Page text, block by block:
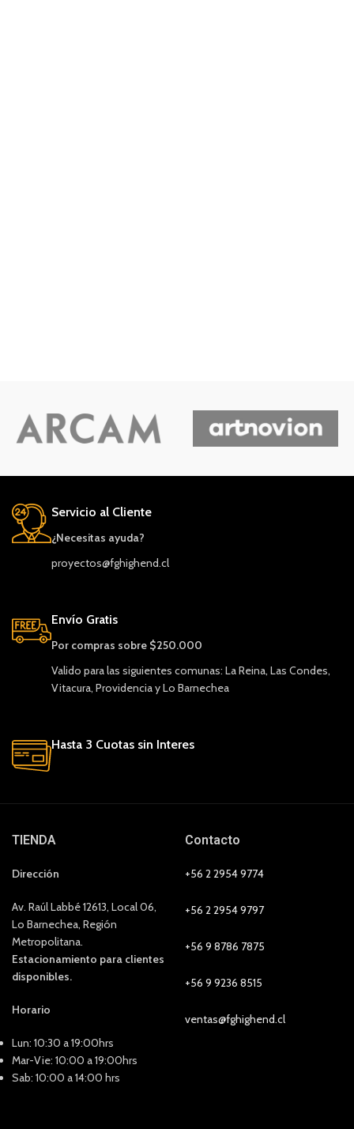
Servicio al Cliente
¿Necesitas ayuda?
proyectos@fghighend.cl
Envío Gratis
Por compras sobre $250.000
Valido para las siguientes comunas: La Reina, Las Condes,
Vitacura, Providencia y Lo Barnechea
Hasta 3 Cuotas sin Interes
TIENDA
Dirección
Av. Raúl Labbé 12613, Local 06,
Lo Barnechea, Región
Metropolitana.
Estacionamiento para clientes
disponibles.
Horario
Lun: 10:30 a 19:00hrs
Mar-Vie: 10:00 a 19:00hrs
Sab: 10:00 a 14:00 hrs
Contacto
+56 2 2954 9774
+56 2 2954 9797
+56 9 8786 7875
+56 9 9236 8515
ventas@fghighend.cl